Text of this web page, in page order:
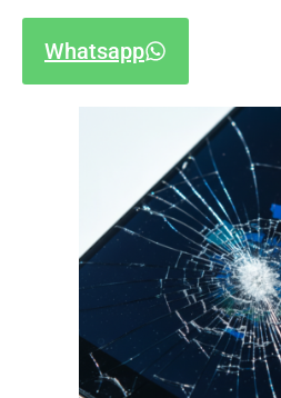
Whatsapp